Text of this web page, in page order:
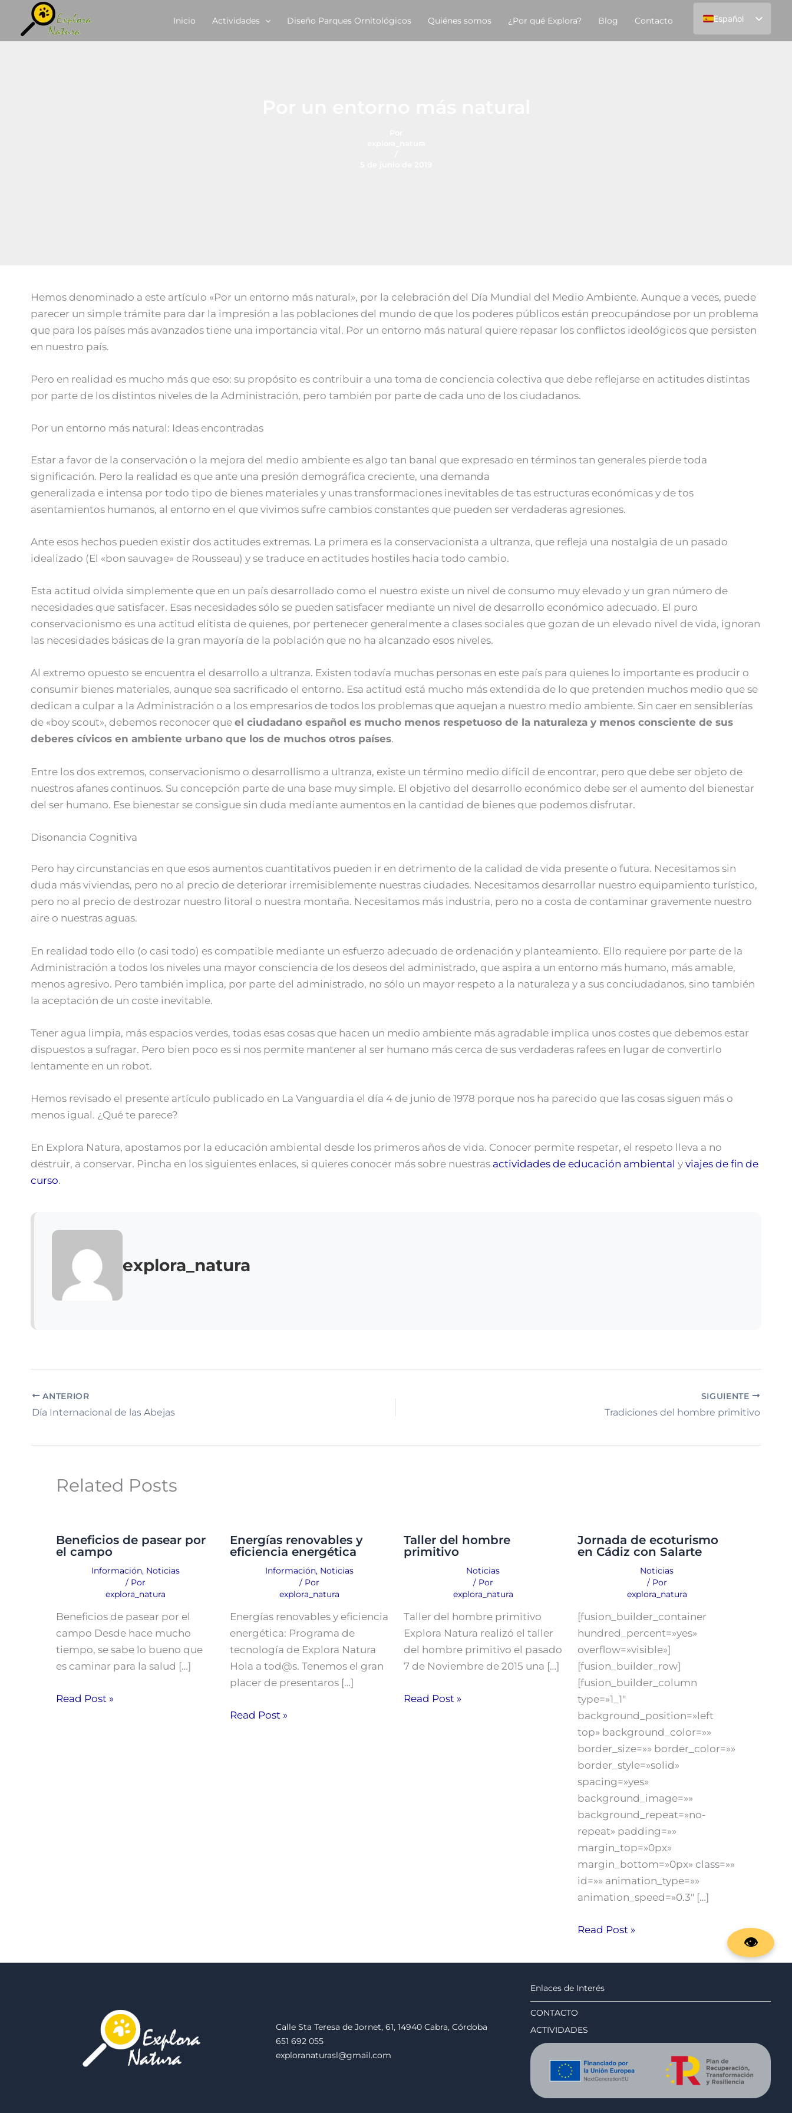
contenido
contenido
Inicio Actividades Diseño Parques Ornitológicos Quiénes somos ¿Por qué Explora? Blog Contacto
Español
Hemos denominado a este artículo «Por un entorno más natural», por la celebración del Día Mundial del Medio Ambiente. Aunque a veces, puede
parecer un simple trámite para dar la impresión a las poblaciones del mundo de que los poderes públicos están preocupándose por un problema
que para los países más avanzados tiene una importancia vital. Por un entorno más natural quiere repasar los conflictos ideológicos que persisten
en nuestro país.
Pero en realidad es mucho más que eso: su propósito es contribuir a una toma de conciencia colectiva que debe reflejarse en actitudes distintas
por parte de los distintos niveles de la Administración, pero también por parte de cada uno de los ciudadanos.
Por un entorno más natural: Ideas encontradas
Estar a favor de la conservación o la mejora del medio ambiente es algo tan banal que expresado en términos tan generales pierde toda
significación. Pero la realidad es que ante una presión demográfica creciente, una demanda
generalizada e intensa por todo tipo de bienes materiales y unas transformaciones inevitables de tas estructuras económicas y de tos
asentamientos humanos, al entorno en el que vivimos sufre cambios constantes que pueden ser verdaderas agresiones.
Ante esos hechos pueden existir dos actitudes extremas. La primera es la conservacionista a ultranza, que refleja una nostalgia de un pasado
idealizado (El «bon sauvage» de Rousseau) y se traduce en actitudes hostiles hacia todo cambio.
Esta actitud olvida simplemente que en un país desarrollado como el nuestro existe un nivel de consumo muy elevado y un gran número de
necesidades que satisfacer. Esas necesidades sólo se pueden satisfacer mediante un nivel de desarrollo económico adecuado. El puro
conservacionismo es una actitud elitista de quienes, por pertenecer generalmente a clases sociales que gozan de un elevado nivel de vida, ignoran
las necesidades básicas de la gran mayoría de la población que no ha alcanzado esos niveles.
Al extremo opuesto se encuentra el desarrollo a ultranza. Existen todavía muchas personas en este país para quienes lo importante es producir o
consumir bienes materiales, aunque sea sacrificado el entorno. Esa actitud está mucho más extendida de lo que pretenden muchos medio que se
dedican a culpar a la Administración o a los empresarios de todos los problemas que aquejan a nuestro medio ambiente. Sin caer en sensiblerías
de «boy scout», debemos reconocer que el ciudadano español es mucho menos respetuoso de la naturaleza y menos consciente de sus
deberes cívicos en ambiente urbano que los de muchos otros países.
Entre los dos extremos, conservacionismo o desarrollismo a ultranza, existe un término medio difícil de encontrar, pero que debe ser objeto de
nuestros afanes continuos. Su concepción parte de una base muy simple. El objetivo del desarrollo económico debe ser el aumento del bienestar
del ser humano. Ese bienestar se consigue sin duda mediante aumentos en la cantidad de bienes que podemos disfrutar.
Disonancia Cognitiva
Pero hay circunstancias en que esos aumentos cuantitativos pueden ir en detrimento de la calidad de vida presente o futura. Necesitamos sin
duda más viviendas, pero no al precio de deteriorar irremisiblemente nuestras ciudades. Necesitamos desarrollar nuestro equipamiento turístico,
pero no al precio de destrozar nuestro litoral o nuestra montaña. Necesitamos más industria, pero no a costa de contaminar gravemente nuestro
aire o nuestras aguas.
En realidad todo ello (o casi todo) es compatible mediante un esfuerzo adecuado de ordenación y planteamiento. Ello requiere por parte de la
Administración a todos los niveles una mayor consciencia de los deseos del administrado, que aspira a un entorno más humano, más amable,
menos agresivo. Pero también implica, por parte del administrado, no sólo un mayor respeto a la naturaleza y a sus conciudadanos, sino también
la aceptación de un coste inevitable.
Tener agua limpia, más espacios verdes, todas esas cosas que hacen un medio ambiente más agradable implica unos costes que debemos estar
dispuestos a sufragar. Pero bien poco es si nos permite mantener al ser humano más cerca de sus verdaderas rafees en lugar de convertirlo
lentamente en un robot.
Hemos revisado el presente artículo publicado en La Vanguardia el día 4 de junio de 1978 porque nos ha parecido que las cosas siguen más o
menos igual. ¿Qué te parece?
En Explora Natura, apostamos por la educación ambiental desde los primeros años de vida. Conocer permite respetar, el respeto lleva a no
destruir, a conservar. Pincha en los siguientes enlaces, si quieres conocer más sobre nuestras actividades de educación ambiental y viajes de fin de
curso.
explora_natura
ANTERIOR
Día Internacional de las Abejas
SIGUIENTE
Tradiciones del hombre primitivo
Related Posts
Beneficios de pasear por
el campo
Información, Noticias
/ Por
explora_natura
Beneficios de pasear por el
campo Desde hace mucho
tiempo, se sabe lo bueno que
es caminar para la salud […]
Read Post »
Energías renovables y
eficiencia energética
Información, Noticias
/ Por
explora_natura
Energías renovables y eficiencia
energética: Programa de
tecnología de Explora Natura
Hola a tod@s. Tenemos el gran
placer de presentaros […]
Read Post »
Taller del hombre
primitivo
Noticias
/ Por
explora_natura
Taller del hombre primitivo
Explora Natura realizó el taller
del hombre primitivo el pasado
7 de Noviembre de 2015 una […]
Read Post »
Jornada de ecoturismo
en Cádiz con Salarte
Noticias
/ Por
explora_natura
[fusion_builder_container
hundred_percent=»yes»
overflow=»visible»]
[fusion_builder_row]
[fusion_builder_column
type=»1_1″
background_position=»left
top» background_color=»»
border_size=»» border_color=»»
border_style=»solid»
spacing=»yes»
background_image=»»
background_repeat=»no-
repeat» padding=»»
margin_top=»0px»
margin_bottom=»0px» class=»»
id=»» animation_type=»»
animation_speed=»0.3″ […]
Read Post »
Calle Sta Teresa de Jornet, 61, 14940 Cabra, Córdoba
651 692 055
exploranaturasl@gmail.com
Enlaces de Interés
CONTACTO
ACTIVIDADES